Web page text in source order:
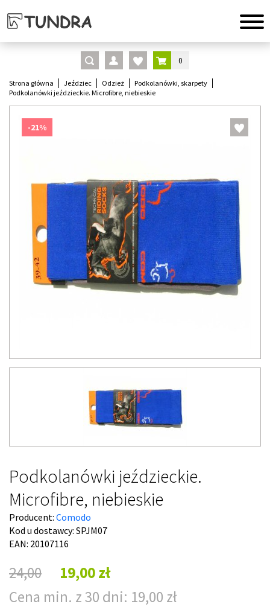
0
Strona główna Jeździec Odzież
Podkolanówki, skarpety
Podkolanówki jeździeckie. Microfibre, niebieskie
-21%
Podkolanówki jeździeckie.
Microfibre, niebieskie
Producent: Comodo
Kod u dostawcy: SPJM07
EAN: 20107116
24,00
19,00 zł
Cena min. z 30 dni: 19,00 zł